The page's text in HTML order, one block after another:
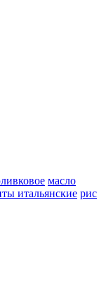
масло
итальянские рис